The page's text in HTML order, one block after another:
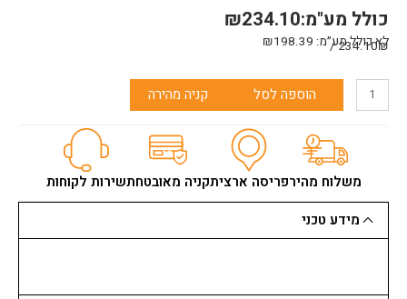
₪234.10כולל מע"מ:
לא כולל מע״מ: ₪198.39
234.10₪ /
כמות
למותז
רכה
הוספה לסל קניה מהירה
משלוח מהירפריסה ארציתקניה מאובטחתשירות לקוחות
מידע טכני